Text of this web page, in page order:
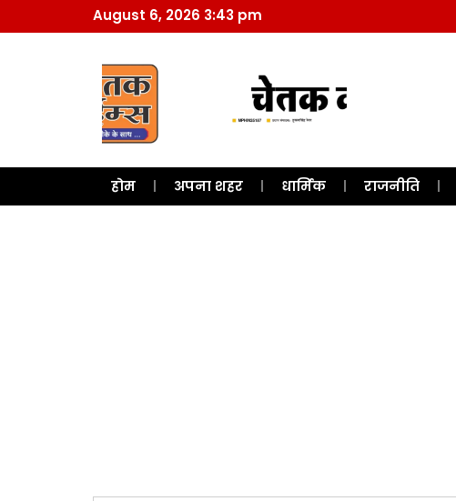
August 6, 2026 3:43 pm
होम अपना शहर धार्मिक राजनीति